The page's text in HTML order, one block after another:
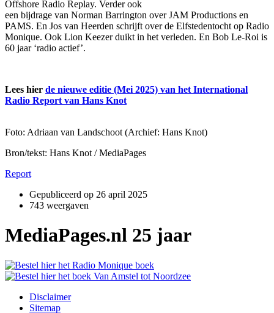
Offshore Radio Replay. Verder ook
een bijdrage van Norman Barrington over JAM Productions en
PAMS. En Jos van Heerden schrijft over de Elfstedentocht op Radio
Monique. Ook Lion Keezer duikt in het verleden. En Bob Le-Roi is
60 jaar ‘radio actief’.
Lees hier de nieuwe editie (Mei 2025) van het International
Radio Report van Hans Knot
Foto: Adriaan van Landschoot (Archief: Hans Knot)
Bron/tekst: Hans Knot / MediaPages
Report
Gepubliceerd op 26 april 2025
743 weergaven
MediaPages.nl 25 jaar
Disclaimer
Sitemap